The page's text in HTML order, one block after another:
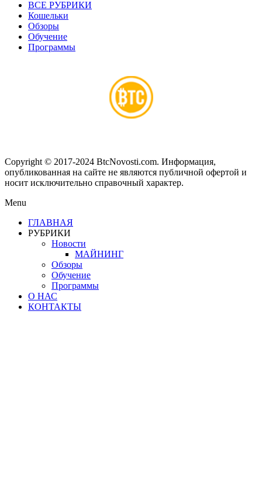
ВСЕ РУБРИКИ
Кошельки
Обзоры
Обучение
Программы
Copyright © 2017-2024 BtcNovosti.com. Информация,
опубликованная на сайте не являются публичной офертой и
носит исключительно справочный характер.
Menu
ГЛАВНАЯ
РУБРИКИ
Новости
МАЙНИНГ
Обзоры
Обучение
Программы
О НАС
КОНТАКТЫ